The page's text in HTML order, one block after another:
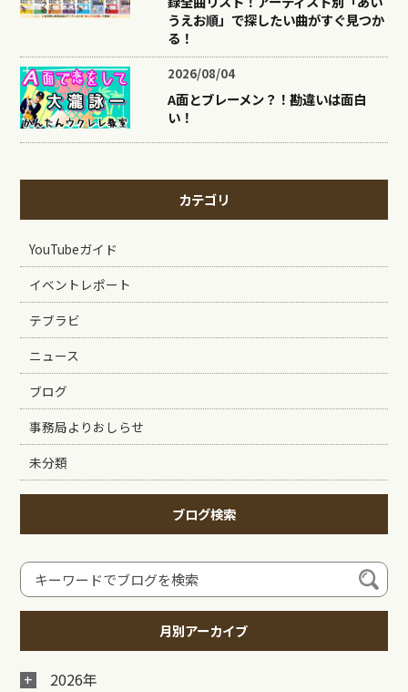
うえお順」で探したい曲がすぐ見つか
る！
2026/08/04
A面とブレーメン？！勘違いは面白
い！
カテゴリ
YouTubeガイド
イベントレポート
テブラビ
ニュース
ブログ
事務局よりおしらせ
未分類
ブログ検索
月別アーカイブ
2026年